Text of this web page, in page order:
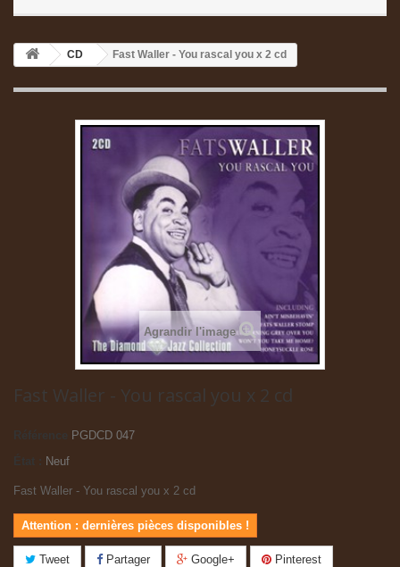
CD Fast Waller - You rascal you x 2 cd
Agrandir l'image
Fast Waller - You rascal you x 2 cd
Référence
PGDCD 047
Neuf
Fast Waller - You rascal you x 2 cd
Attention : dernières pièces disponibles !
Tweet Partager Google+ Pinterest